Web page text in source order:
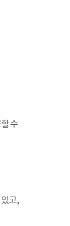
수
있고,